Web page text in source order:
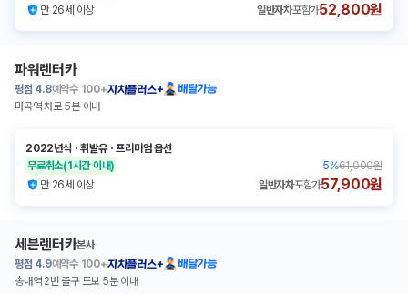
만 26세 이상
일반자차포함가52,800원
파워렌터카
평점 4.8예약수 100+자차플러스+
배달가능
마곡역 차로 5분 이내
2022년식 ㆍ휘발유ㆍ프리미엄 옵션
무료취소(1시간 이내) 5%61,000원
만 26세 이상
일반자차포함가57,900원
세븐렌터카본사
평점 4.9예약수 100+자차플러스+
배달가능
송내역 2번 출구 도보 5분 이내